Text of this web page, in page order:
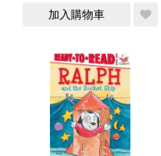
加入購物車